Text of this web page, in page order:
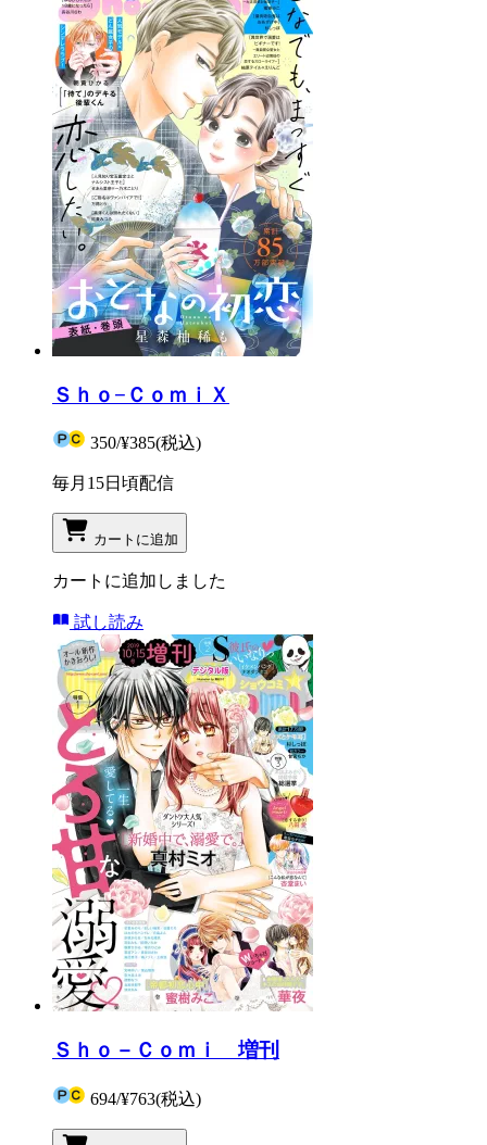
Ｓｈｏ−ＣｏｍｉＸ
350/¥385(税込)
毎月15日頃配信
カートに追加
カートに追加しました
試し読み
Ｓｈｏ－Ｃｏｍｉ 増刊
694/¥763(税込)